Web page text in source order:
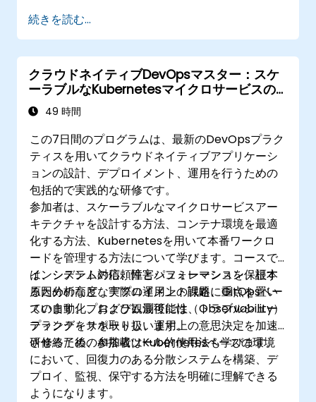
続きを読む...
クラウドネイティブDevOpsマスター：スケ
ーラブルなKubernetesマイクロサービスの
設計、デプロイメント＆運用
49 時間
この7日間のプログラムは、最新のDevOpsプラク
ティスを用いてクラウドネイティブアプリケーシ
ョンの設計、デプロイメント、運用を行うための
包括的で実践的な研修です。
参加者は、スケーラブルなマイクロサービスアー
キテクチャを設計する方法、コンテナ環境を最適
化する方法、Kubernetesを用いて本番ワークロ
ードを管理する方法について学びます。コースで
は、システムの信頼性とパフォーマンスを保証す
るための高度なデプロイメント戦略、GitOpsベー
スの自動化、および観測可能性（Observability）
プラクティスを取り扱います。
インシデント対応、障害シュミレーション、根本
原因分析など、実際の運用上の課題に重点を置い
ています。プログラム最後には、トラブルシュー
ティングをサポートし、運用上の意思決定を加速
させるためのAI搭載ツール的使用法も学びます。
研修終了後、参加者はKubernetesベースの環境
において、回復力のある分散システムを構築、デ
プロイ、監視、保守する方法を明確に理解できる
ようになります。